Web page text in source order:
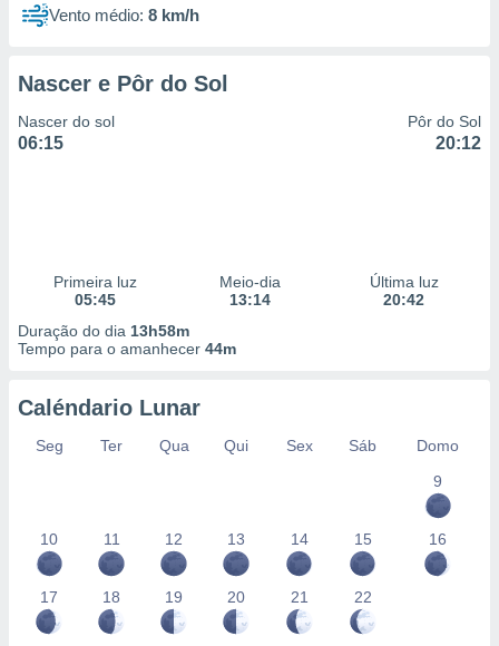
1199
Vento médio: 8 km/h
Nascer e Pôr do Sol
Nascer do sol
06:15
Pôr do Sol
20:12
Primeira luz
05:45
Meio-dia
13:14
Última luz
20:42
Duração do dia 13h58m
Tempo para o amanhecer 44m
Caléndario Lunar
Seg Ter Qua Qui Sex Sáb
Domo
9
10 11 12 13 14 15 16
17 18 19 20 21 22